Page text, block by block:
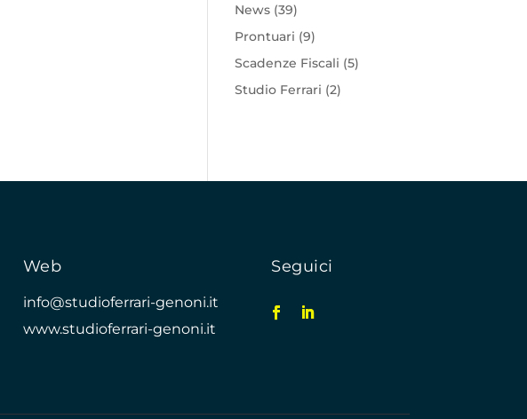
News (39)
Prontuari (9)
Scadenze Fiscali (5)
Studio Ferrari (2)
Web
info@studioferrari-genoni.it
www.studioferrari-genoni.it
Seguici